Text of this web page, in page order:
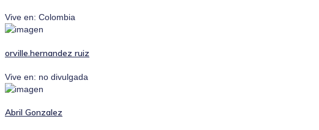
Vive en: Colombia
orville.hernandez ruiz
Vive en: no divulgada
Abril Gonzalez